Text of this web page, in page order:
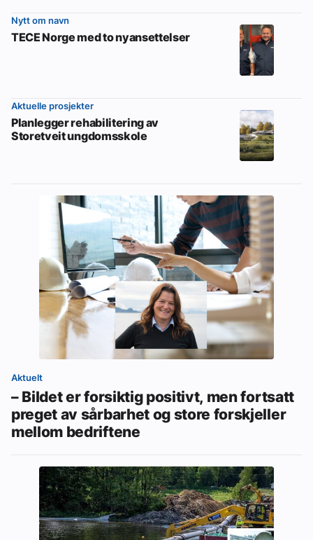
Nytt om navn
TECE Norge med to nyansettelser
Aktuelle prosjekter
Planlegger rehabilitering av
Storetveit ungdomsskole
Aktuelt
– Bildet er forsiktig positivt, men fortsatt
preget av sårbarhet og store forskjeller
mellom bedriftene